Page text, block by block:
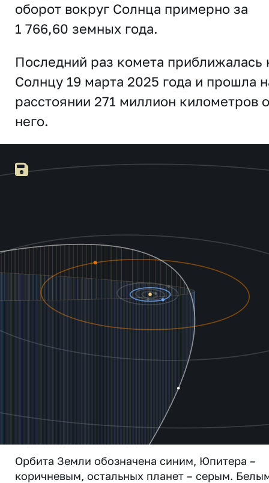
оборот вокруг Солнца примерно за
1 766,60 земных года.
Последний раз комета приближалась
Солнцу 19 марта 2025 года и прошла
расстоянии 271 миллион километров
него.
Орбита Земли обозначена синим, Юпитера –
коричневым, остальных планет – серым.